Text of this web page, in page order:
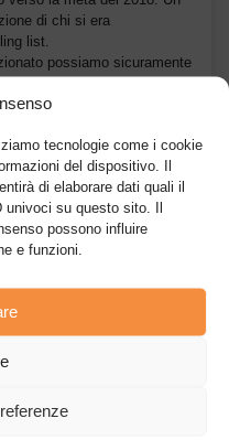
tecnologie come i cookie
del dispositivo. Il
di elaborare dati quali il
univoci su questo sito. Il
possono influire
e funzioni.
di chi si era
list.
possiamo sicuramente
alla rivendita dei
rischiate è del tutto nullo.
Tieni d’occhio il canale
, presto vi saranno grosse
Binance a Crypto.com